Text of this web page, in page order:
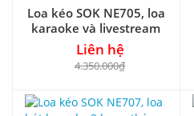
Loa kéo SOK NE705, loa
karaoke và livestream
công suất lớn
Liên hệ
4.350.000₫